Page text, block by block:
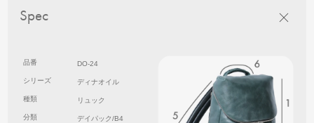
Spec
品番 DO-24
シリーズ ディナオイル
種類 リュック
分類 デイパック/B4